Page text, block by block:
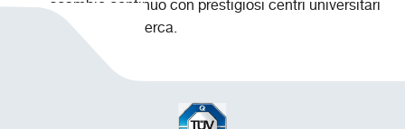
scambio continuo con prestigiosi centri universitari
ed istituti di ricerca.